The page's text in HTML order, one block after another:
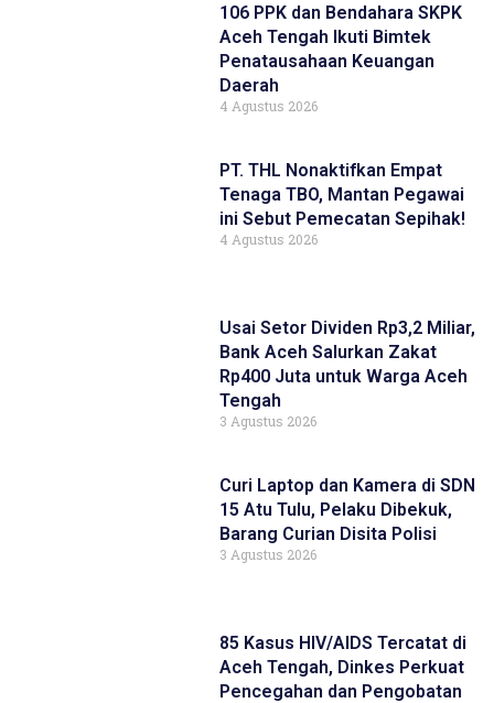
106 PPK dan Bendahara SKPK
Aceh Tengah Ikuti Bimtek
Penatausahaan Keuangan
Daerah
4 Agustus 2026
PT. THL Nonaktifkan Empat
Tenaga TBO, Mantan Pegawai
ini Sebut Pemecatan Sepihak!
4 Agustus 2026
Usai Setor Dividen Rp3,2 Miliar,
Bank Aceh Salurkan Zakat
Rp400 Juta untuk Warga Aceh
Tengah
3 Agustus 2026
Curi Laptop dan Kamera di SDN
15 Atu Tulu, Pelaku Dibekuk,
Barang Curian Disita Polisi
3 Agustus 2026
85 Kasus HIV/AIDS Tercatat di
Aceh Tengah, Dinkes Perkuat
Pencegahan dan Pengobatan